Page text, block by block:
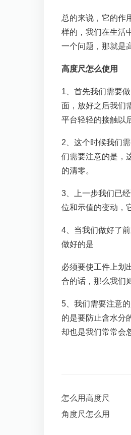
总的来说，它的作
样的，我们在生活
一个问题，那就是
高度尺怎么使用
1、首先我们需要
面，放好之后我们
平台轻轻的接触以
2、这个时候我们
们需要注意的是，
的清零。
3、上一步我们已
位和示值的变动，
4、当我们做好了
做好的是
必须要使工件上划
合的话，那么我们
5、我们需要注意
的是要防止含水分
却也是我们常常会
怎么用高度尺
角度尺怎么用